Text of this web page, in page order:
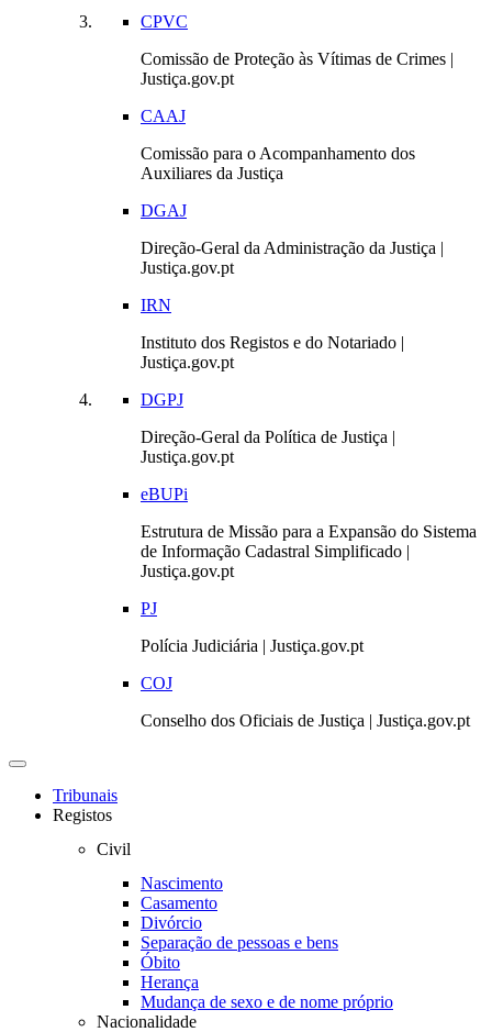
CPVC
Comissão de Proteção às Vítimas de Crimes |
Justiça.gov.pt
CAAJ
Comissão para o Acompanhamento dos
Auxiliares da Justiça
DGAJ
Direção-Geral da Administração da Justiça |
Justiça.gov.pt
IRN
Instituto dos Registos e do Notariado |
Justiça.gov.pt
DGPJ
Direção-Geral da Política de Justiça |
Justiça.gov.pt
eBUPi
Estrutura de Missão para a Expansão do Sistema
de Informação Cadastral Simplificado |
Justiça.gov.pt
PJ
Polícia Judiciária | Justiça.gov.pt
COJ
Conselho dos Oficiais de Justiça | Justiça.gov.pt
Toggle
navigationTribunais
Registos
Civil
Nascimento
Casamento
Divórcio
Separação de pessoas e bens
Óbito
Herança
Mudança de sexo e de nome próprio
Nacionalidade